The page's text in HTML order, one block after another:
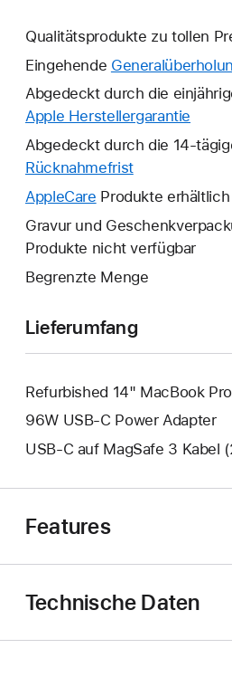
Qualitätsprodukte zu tollen
Eingehende
Abgedeckt durch die
Apple Herstellergarantie
Abgedeckt durch die 14-
RücknahmefristEin
neues
wird
geöffnet.
AppleCare Ein
neues
Fenster
geöffnet.
Produkte erhältlich
Gravur und
Produkte nicht verfügbar
Begrenzte Menge
Lieferumfang
Refurbished 14" MacBook Pro
96W USB‑C Power Adapter
USB‑C auf MagSafe 3 Kabel
Features
Technische Daten